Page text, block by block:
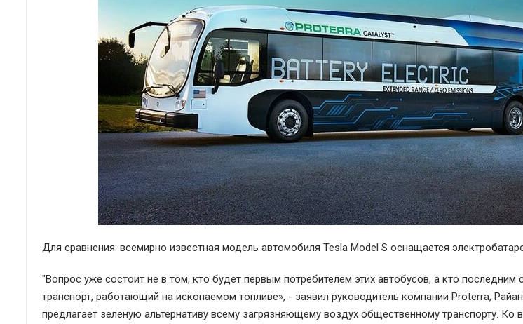
Для сравнения: всемирно известная модель автомобиля Tesla Model S оснащается
"Вопрос уже состоит не в том, кто будет первым потребителем этих автобусов, а кто последним
транспорт, работающий на ископаемом топливе», - заявил руководитель компании Proterra,
предлагает зеленую альтернативу всему загрязняющему воздух общественному транспорту. Ко